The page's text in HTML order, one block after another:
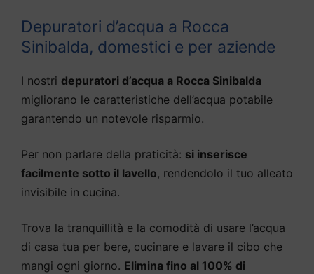
Depuratori d’acqua a Rocca
Sinibalda, domestici e per aziende
I nostri depuratori d’acqua a Rocca Sinibalda
migliorano le caratteristiche dell’acqua potabile
garantendo un notevole risparmio.
Per non parlare della praticità: si inserisce
facilmente sotto il lavello, rendendolo il tuo alleato
invisibile in cucina.
Trova la tranquillità e la comodità di usare l’acqua
di casa tua per bere, cucinare e lavare il cibo che
mangi ogni giorno. Elimina fino al 100% di